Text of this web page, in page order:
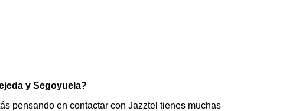
y Segoyuela?
pensando en contactar con Jazztel tienes muchas